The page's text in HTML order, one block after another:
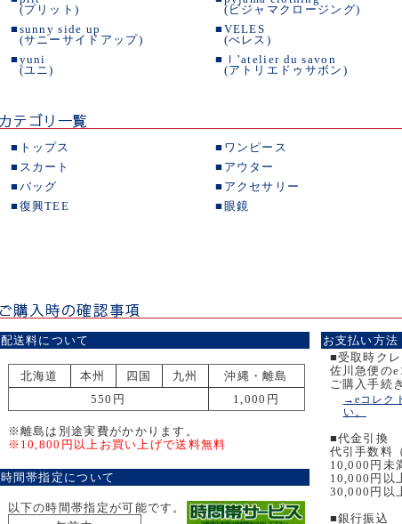
(プリット)
(ピジャマクロージング)
■ sunny side up
(サニーサイドアップ)
■ VELES
(べレス)
■ yuni
(ユニ)
■ ｌ’atelier du savon
(アトリエドゥサボン)
■ トップス ■ ワンピース
■ スカート ■ アウター
■ バッグ ■ アクセサリー
■ 復興TEE ■ 眼鏡
配送料について
北海道 本州 四国 九州
沖縄・離島
550円
1,000円
※離島は別途実費がかかります。
※10,800円以上お買い上げで送料無料
時間帯指定について
以下の時間帯指定が可能です。
お支払い方法
■受取時ク
佐川急便の
ご購入手続
→eコレク
い。
■代金引換
代引手数料
10,000円未
10,000円以
30,000円以
■銀行振込